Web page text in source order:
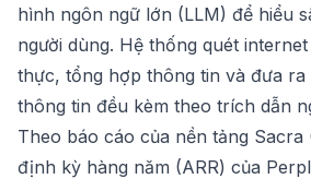
hình ngôn ngữ lớn (LLM) để hiểu
người dùng. Hệ thống quét
thực, tổng hợp thông tin và đưa ra
thông tin đều kèm theo trích dẫn
Theo báo cáo của nền tảng
định kỳ hàng năm (ARR) của